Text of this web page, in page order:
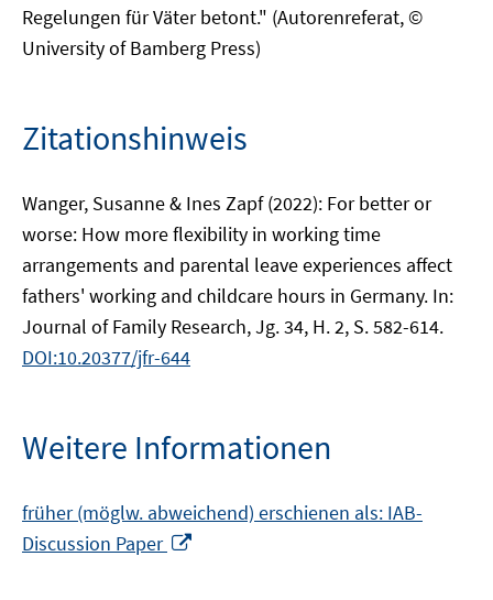
Regelungen für Väter betont." (Autorenreferat, ©
University of Bamberg Press)
Zitationshinweis
Wanger, Susanne & Ines Zapf (2022): For better or
worse: How more flexibility in working time
arrangements and parental leave experiences affect
fathers' working and childcare hours in Germany. In:
Journal of Family Research, Jg. 34, H. 2, S. 582-614.
DOI:10.20377/jfr-644
Weitere Informationen
früher (möglw. abweichend) erschienen als: IAB-
Discussion Paper